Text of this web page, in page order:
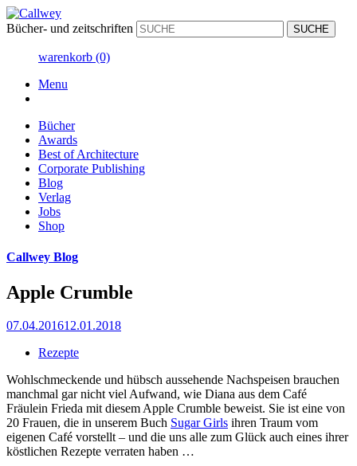
Bücher- und zeitschriften
warenkorb (0)
Menu
Bücher
Awards
Best of Architecture
Corporate Publishing
Blog
Verlag
Jobs
Shop
Callwey Blog
App­le Crumble
07.04.201612.01.2018
Rezepte
Wohlschmeckende und hübsch aussehende Nachspeisen brauchen
manchmal gar nicht viel Aufwand, wie Diana aus dem Café
Fräulein Frieda mit diesem Apple Crumble beweist. Sie ist eine von
20 Frauen, die in unserem Buch Sugar Girls ihren Traum vom
eigenen Café vorstellt – und die uns alle zum Glück auch eines ihrer
köstlichen Rezepte verraten haben …